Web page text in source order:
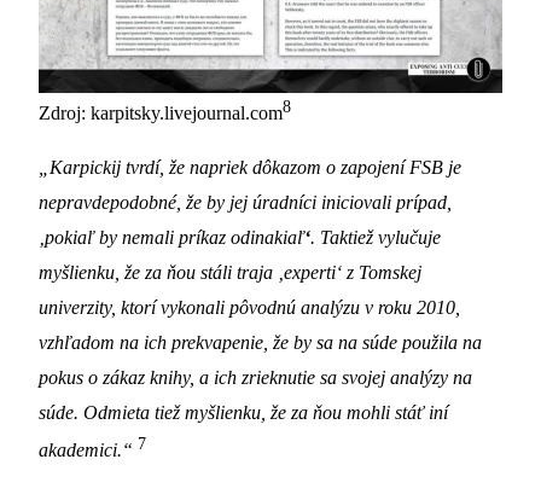
Zdroj: karpitsky.livejournal.com8
„Karpickij tvrdí, že napriek dôkazom o zapojení FSB je
nepravdepodobné, že by jej úradníci iniciovali prípad,
‚pokiaľ by nemali príkaz odinakiaľ‘. Taktiež vylučuje
myšlienku, že za ňou stáli traja ‚experti‘ z Tomskej
univerzity, ktorí vykonali pôvodnú analýzu v roku 2010,
vzhľadom na ich prekvapenie, že by sa na súde použila na
pokus o zákaz knihy, a ich zrieknutie sa svojej analýzy na
súde. Odmieta tiež myšlienku, že za ňou mohli stáť iní
akademici.“ 7